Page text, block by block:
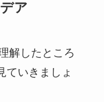
ア
解したところ
ていきましょ